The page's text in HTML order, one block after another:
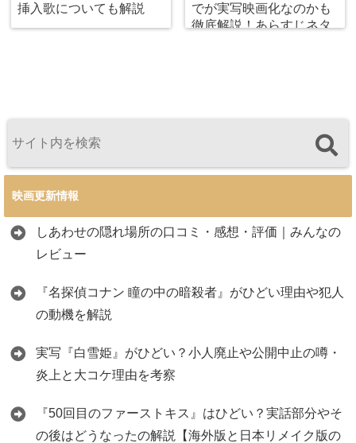
挿入歌についても解説
でが実写映画化なのかも
徹底解説！あらすじネタ
映画更新情報
しあわせの隠れ場所の口コミ・感想・評価｜みんなの
レビュー
『名探偵コナン 瞳の中の暗殺者』がひどい理由や犯人
の動機を解説
実写『白雪姫』がひどい？小人廃止や公開中止の噂・
炎上と大コケ理由を考察
『50回目のファーストキス』はひどい？実話部分やそ
の後はどうなったの解説【海外版と日本リメイク版の